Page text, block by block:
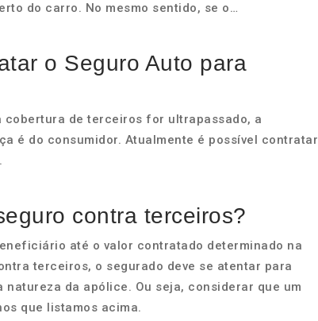
do carro. No mesmo sentido, se o…
o Seguro Auto para
cobertura de terceiros for ultrapassado, a
é do consumidor. Atualmente é possível contratar
contra terceiros?
até o valor contratado determinado na
terceiros, o segurado deve se atentar para
da apólice. Ou seja, considerar que um
que listamos acima.